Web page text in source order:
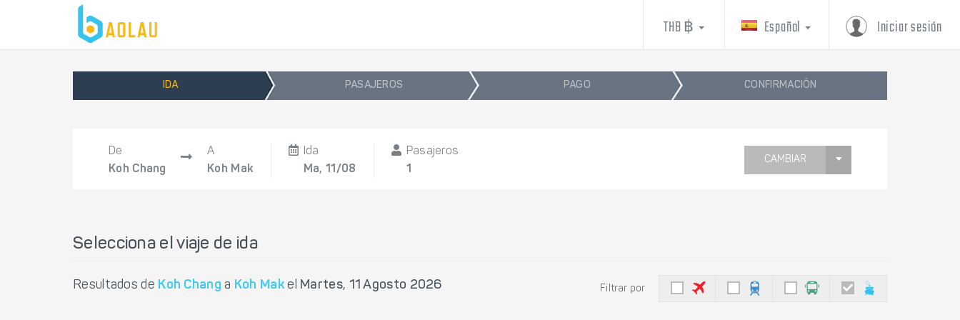
Iniciar sesión
Español
THB ฿
IDA PASAJEROS PAGO CONFIRMACIÓN
De
Koh Chang
A
Koh Mak
Ida
Ma, 11/08
Pasajeros
1
CAMBIAR
Selecciona el viaje de ida
Resultados de Koh Chang a Koh Makel Martes, 11 Agosto 2026 Filtrar por